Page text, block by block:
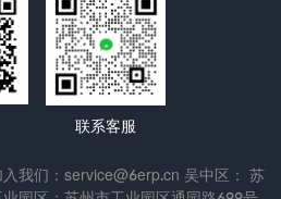
联系客服
我们：service@6erp.cn 吴中区： 苏